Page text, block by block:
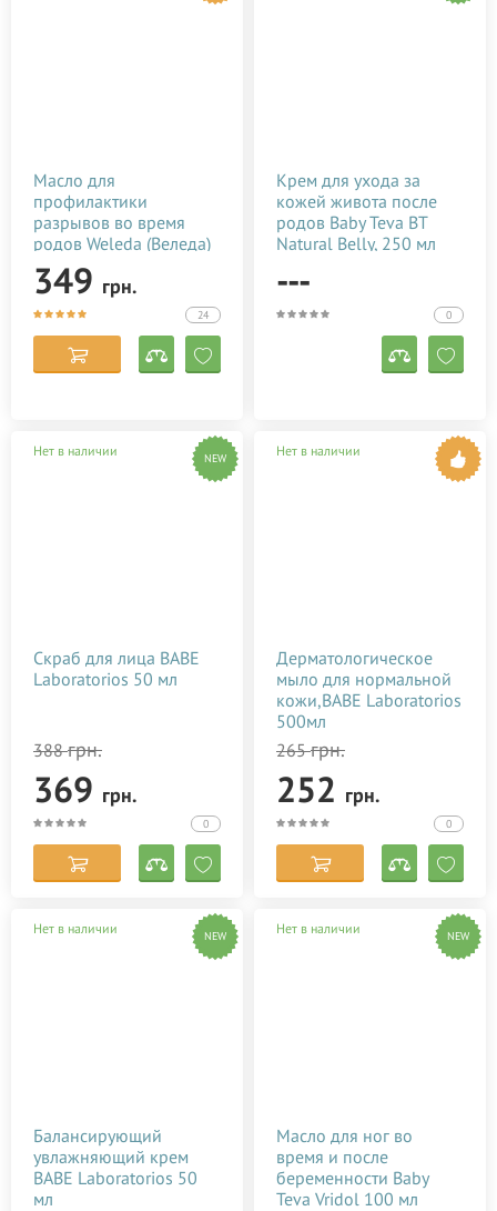
Масло для
профилактики
разрывов во время
родов Weleda (Веледа)
50 мл
349 грн.
24
Крем для ухода за
кожей живота после
родов Baby Teva BT
Natural Belly, 250 мл
---
0
Нет в наличии NEW
Скраб для лица BABE
Laboratorios 50 мл
388грн.
369 грн.
0
Нет в наличии
Дерматологическое
мыло для нормальной
кожи,BABE Laboratorios
500мл
265грн.
252 грн.
0
Нет в наличии NEW
Балансирующий
увлажняющий крем
BABE Laboratorios 50
мл
Нет в наличии NEW
Масло для ног во
время и после
беременности Baby
Teva Vridol 100 мл